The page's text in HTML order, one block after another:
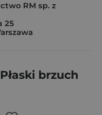
RM sp. z
25
brzuch